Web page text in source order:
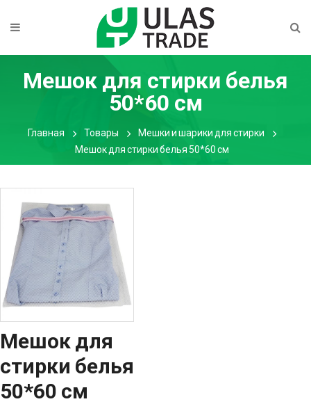
Мешок для стирки белья
50*60 см
Главная Товары
Мешки и шарики для стирки
Мешок для стирки белья 50*60 см
Мешок для
стирки белья
50*60 см